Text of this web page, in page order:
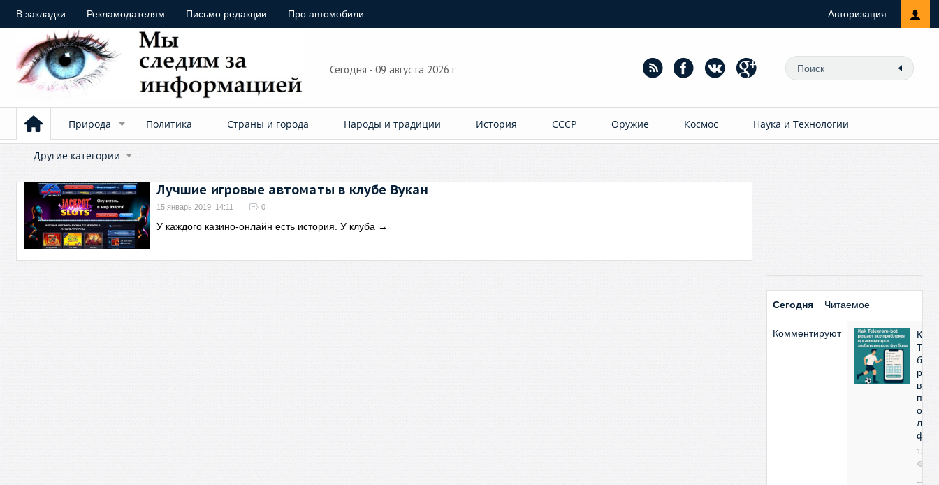
В закладки Рекламодателям Письмо редакции Про автомобили Авторизация
Сегодня - 09 августа 2026 г
Природа Политика Страны и города Народы и традиции История СССР Оружие Космос Наука и Технологии
Другие категории
Лучшие игровые автоматы в клубе Вукан
15 январь 2019, 14:11 0
У каждого казино-онлайн есть история. У клуба →
Сегодня Читаемое
Комментируют
Как
бот
все
13:53